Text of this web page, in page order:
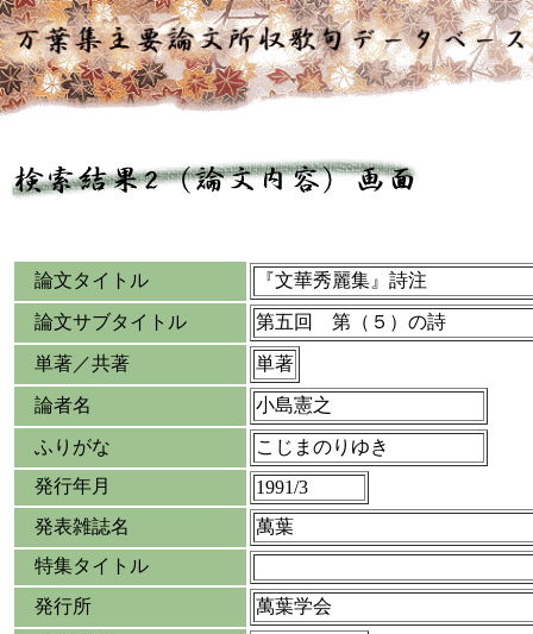
論文タイトル 『文華秀麗集』詩注
論文サブタイトル 第五回 第（５）の詩
単著／共著 単著
論者名 小島憲之
ふりがな
こじまのりゆき
発行年月
1991/3
発表雑誌名
萬葉
特集タイトル
発行所
萬葉学会